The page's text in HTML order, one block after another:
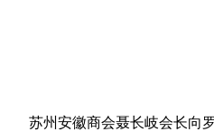
苏州安徽商会聂长岐会长向罗